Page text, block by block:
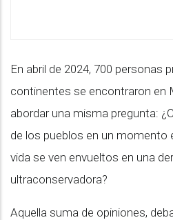
En abril de 2024, 700 personas
continentes se encontraron en
abordar una misma pregunta:
de los pueblos en un momento
vida se ven envueltos en una
ultraconservadora?
Aquella suma de opiniones,